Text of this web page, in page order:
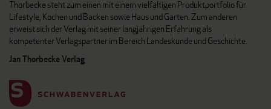
Thorbecke steht zum einen mit einem vielfältigen Produktportfolio für
Lifestyle, Kochen und Backen sowie Haus und Garten. Zum anderen
erweist sich der Verlag mit seiner langjährigen Erfahrung als
kompetenter Verlagspartner im Bereich Landeskunde und Geschichte.
Jan Thorbecke Verlag